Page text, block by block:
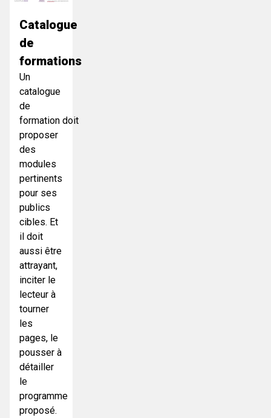
Catalogue
de
formations
Un
catalogue
de
formation doit
proposer
des
modules
pertinents
pour ses
publics
cibles. Et
il doit
aussi être
attrayant,
inciter le
lecteur à
tourner
les
pages, le
pousser à
détailler
le
programme
proposé.